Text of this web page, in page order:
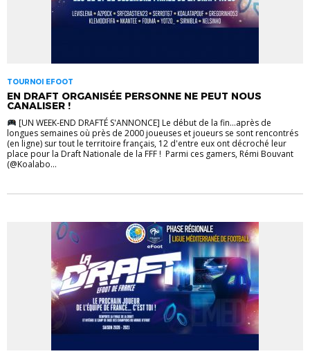
TOURNOI EFOOT
EN DRAFT ORGANISÉE PERSONNE NE PEUT NOUS
CANALISER !
[UN WEEK-END DRAFTÉ S'ANNONCE] Le début de la fin...après de
longues semaines où près de 2000 joueuses et joueurs se sont rencontrés
(en ligne) sur tout le territoire français, 12 d'entre eux ont décroché leur
place pour la Draft Nationale de la FFF ! Parmi ces gamers, Rémi Bouvant
(@Koalabo...